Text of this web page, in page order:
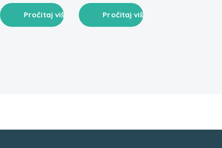
Pročitaj više Pročitaj više